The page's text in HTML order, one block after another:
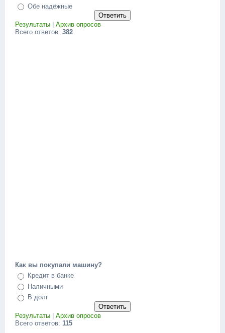
Обе надёжные
Результаты
Архив опросов
Всего ответов: 382
Как вы покупали машину?
Кредит в банке
Наличными
В долг
Результаты
Архив опросов
Всего ответов: 115